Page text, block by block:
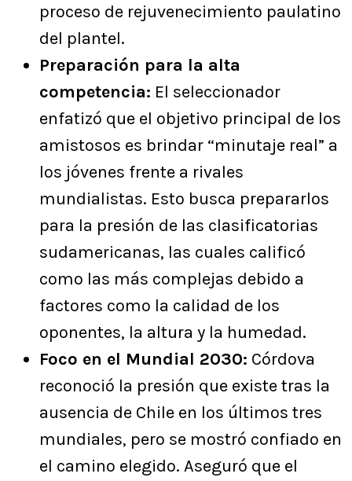
proceso de rejuvenecimiento paulatino
del plantel.
Preparación para la alta
competencia: El seleccionador
enfatizó que el objetivo principal de los
amistosos es brindar “minutaje real” a
los jóvenes frente a rivales
mundialistas. Esto busca prepararlos
para la presión de las clasificatorias
sudamericanas, las cuales calificó
como las más complejas debido a
factores como la calidad de los
oponentes, la altura y la humedad.
Foco en el Mundial 2030: Córdova
reconoció la presión que existe tras la
ausencia de Chile en los últimos tres
mundiales, pero se mostró confiado en
el camino elegido. Aseguró que el